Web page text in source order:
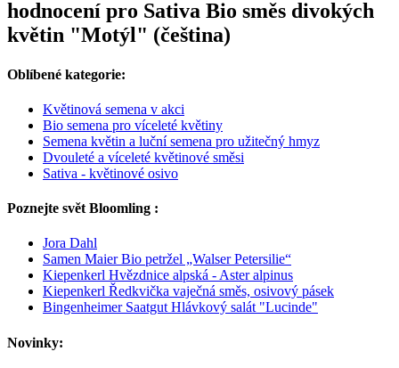
hodnocení pro Sativa Bio směs divokých
květin "Motýl" (čeština)
Oblíbené kategorie:
Květinová semena v akci
Bio semena pro víceleté květiny
Semena květin a luční semena pro užitečný hmyz
Dvouleté a víceleté květinové směsi
Sativa - květinové osivo
Poznejte svět Bloomling :
Jora Dahl
Samen Maier Bio petržel „Walser Petersilie“
Kiepenkerl Hvězdnice alpská - Aster alpinus
Kiepenkerl Ředkvička vaječná směs, osivový pásek
Bingenheimer Saatgut Hlávkový salát "Lucinde"
Novinky: